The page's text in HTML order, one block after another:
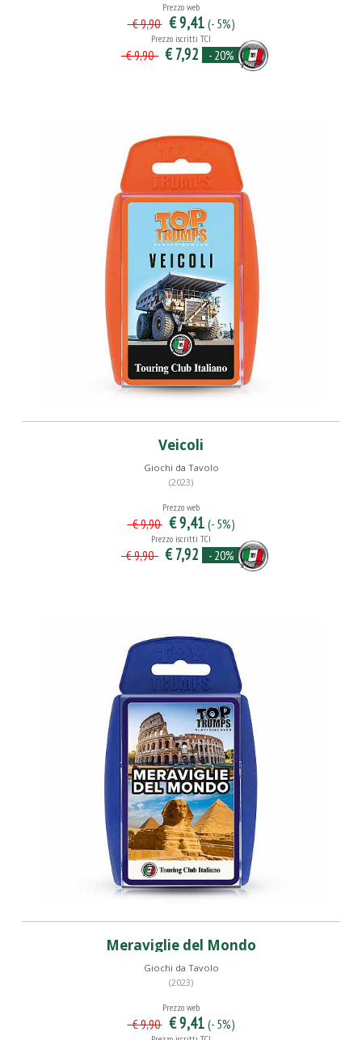
Prezzo web
€ 9,90 € 9,41 (- 5%)
Prezzo iscritti TCI
€ 9,90 € 7,92 - 20%
Veicoli
Giochi da Tavolo
(2023)
Prezzo web
€ 9,90 € 9,41 (- 5%)
Prezzo iscritti TCI
€ 9,90 € 7,92 - 20%
Meraviglie del Mondo
Giochi da Tavolo
(2023)
Prezzo web
€ 9,90 € 9,41 (- 5%)